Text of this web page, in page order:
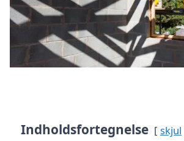
Indholdsfortegnelse skjul